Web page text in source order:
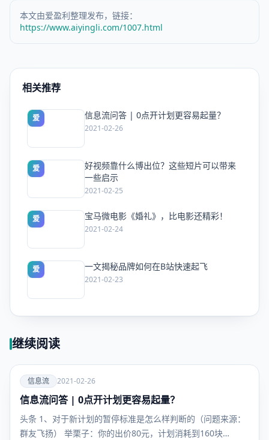
本文由爱盈利整理发布，链接：
https://www.aiyingli.com/1007.html
相关推荐
爱 信息流问答 | 0点开计划更容易起量？
2021-02-26
爱
好视频靠什么博出位？这些短片可以带来
一些启示
2021-02-25
爱 宝马微电影《婚礼》，比电影还精彩！
2021-02-24
爱 一文揭秘品牌如何在B站快速起飞
2021-02-23
继续阅读
爱
信息流
信息流 2021-02-26
信息流问答 | 0点开计划更容易起量？
头条 1、对于新计划的暂停标准是怎么样判断的（问题来源：
群友飞扬） 举栗子：你的出价80元，计划消耗到160块…